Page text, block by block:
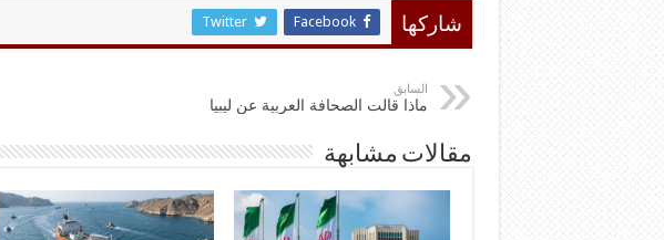
شاركها Facebook
Twitter
السابق
ماذا قالت الصحافة العربية عن ليبيا
مقالات مشابهة